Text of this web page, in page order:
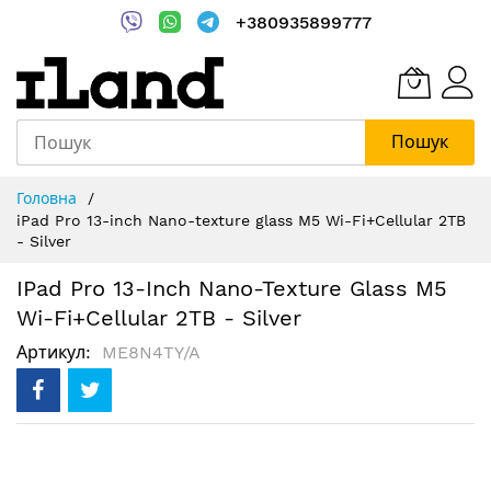
+380935899777
Пошук
Content
Головна
iPad Pro 13-inch Nano-texture glass M5 Wi-Fi+Cellular 2TB
- Silver
IPad Pro 13-Inch Nano-Texture Glass M5
Wi-Fi+Cellular 2TB - Silver
Артикул ME8N4TY/A